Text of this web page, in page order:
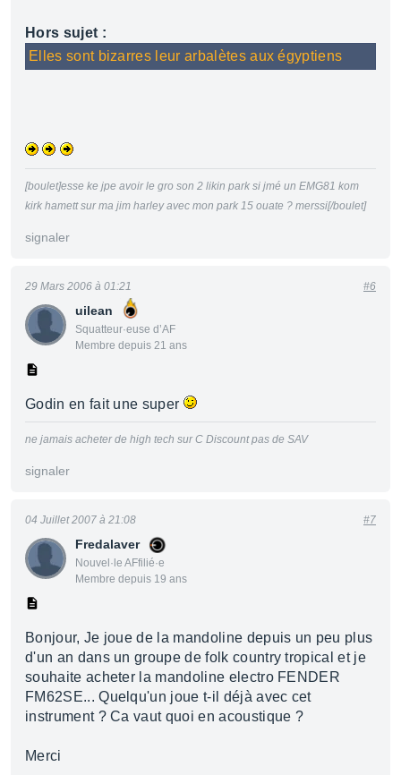
Hors sujet :
Elles sont bizarres leur arbalètes aux égyptiens
[boulet]esse ke jpe avoir le gro son 2 likin park si jmé un EMG81 kom
kirk hamett sur ma jim harley avec mon park 15 ouate ? merssi[/boulet]
signaler
uilean
Squatteur·euse d’AF
Membre depuis 21 ans
29 Mars 2006 à 01:21 #6
Godin en fait une super
ne jamais acheter de high tech sur C Discount pas de SAV
signaler
Fredalaver
Nouvel·le AFfilié·e
Membre depuis 19 ans
04 Juillet 2007 à 21:08 #7
Bonjour, Je joue de la mandoline depuis un peu plus
d'un an dans un groupe de folk country tropical et je
souhaite acheter la mandoline electro FENDER
FM62SE... Quelqu'un joue t-il déjà avec cet
instrument ? Ca vaut quoi en acoustique ?
Merci